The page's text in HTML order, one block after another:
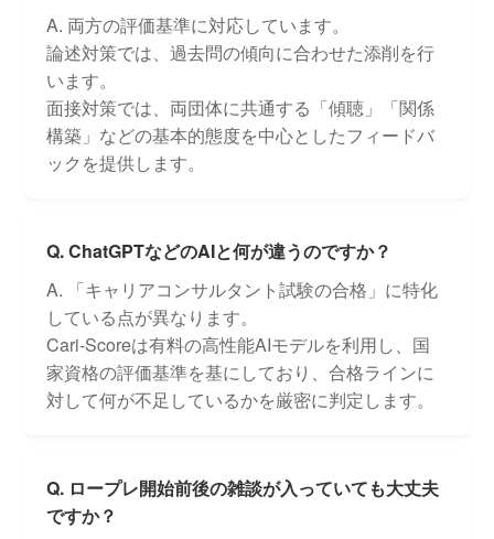
A. 両方の評価基準に対応しています。
論述対策では、過去問の傾向に合わせた添削を行
います。
面接対策では、両団体に共通する「傾聴」「関係
構築」などの基本的態度を中心としたフィードバ
ックを提供します。
Q. ChatGPTなどのAIと何が違うのですか？
A. 「キャリアコンサルタント試験の合格」に特化
している点が異なります。
Cari-Scoreは有料の高性能AIモデルを利用し、国
家資格の評価基準を基にしており、合格ラインに
対して何が不足しているかを厳密に判定します。
Q. ロープレ開始前後の雑談が入っていても大丈夫
ですか？